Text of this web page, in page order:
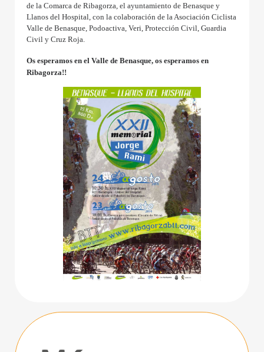
de la Comarca de Ribagorza, el ayuntamiento de Benasque y
Llanos del Hospital, con la colaboración de la Asociación Ciclista
Valle de Benasque, Podoactiva, Veri, Protección Civil, Guardia
Civil y Cruz Roja.
Os esperamos en el Valle de Benasque, os esperamos en
Ribagorza!!